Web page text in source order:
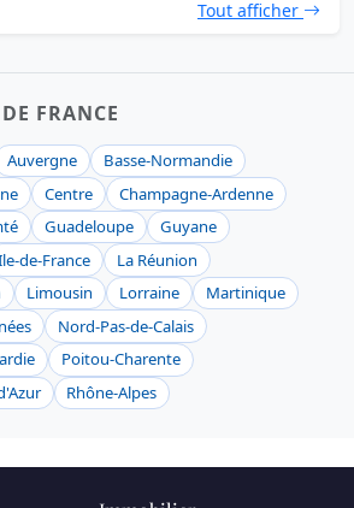
Tout afficher
FRANCE
Auvergne
Basse-Normandie
Centre
Champagne-Ardenne
Guadeloupe
Guyane
de-France
La Réunion
Limousin Lorraine
Martinique
Nord-Pas-de-Calais
Poitou-Charente
Rhône-Alpes